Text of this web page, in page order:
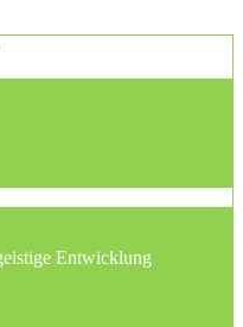
Entwicklung